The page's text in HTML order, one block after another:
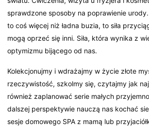
sprawdzone sposoby na poprawienie
to coś więcej niż ładna buzia, to siła
mogą oprzeć się inni. Siła, która wynika z
optymizmu bijącego od nas.
Kolekcjonujmy i wdrażajmy w życie złote
rzeczywistość, szkolmy się, czytajmy jak
również zaplanować serie małych
dalszej perspektywie nauczą nas kochać
sesje domowego SPA z mamą lub